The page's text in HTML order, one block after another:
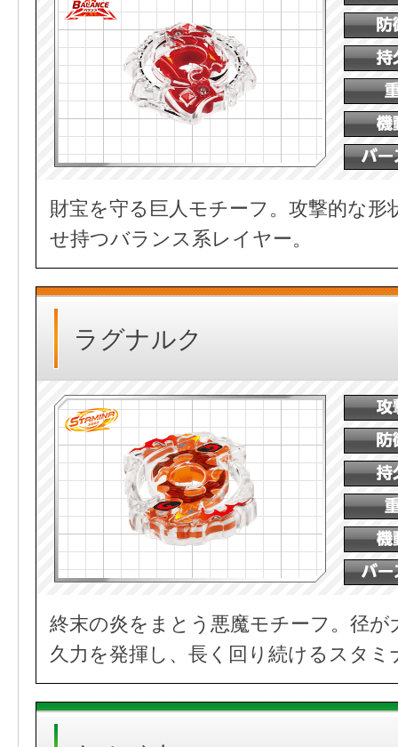
財宝を守る巨人モチーフ。攻撃的な形
せ持つバランス系レイヤー。
ラグナルク
終末の炎をまとう悪魔モチーフ。径
久力を発揮し、長く回り続けるスタミ